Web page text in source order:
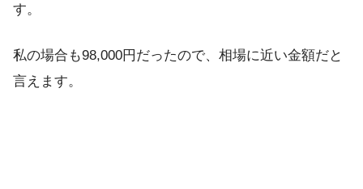
す。
私の場合も98,000円だったので、相場に近い金額だと
言えます。